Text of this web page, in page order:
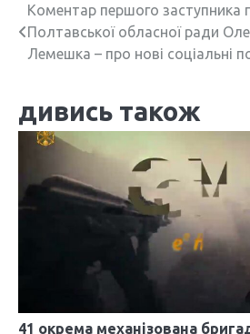
Н
і
ц
з
Коментар першого заступника
Полтавської обласної ради
Лемешка – про нові соціальні
дивись також
41 окрема механізована